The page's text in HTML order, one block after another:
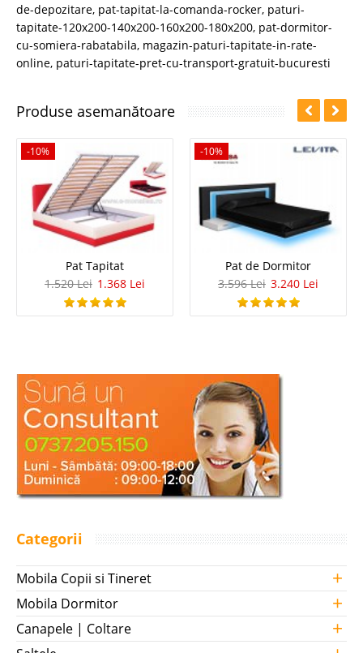
de-depozitare, pat-tapitat-la-comanda-rocker, paturi-
tapitate-120x200-140x200-160x200-180x200, pat-dormitor-
cu-somiera-rabatabila, magazin-paturi-tapitate-in-rate-
online, paturi-tapitate-pret-cu-transport-gratuit-bucuresti
Produse asemanătoare
-10%
Pat Tapitat
1.520 Lei 1.368 Lei
-10%
Pat de Dormitor
3.596 Lei 3.240 Lei
Categorii
Mobila Copii si Tineret +
Mobila Dormitor +
Canapele | Coltare +